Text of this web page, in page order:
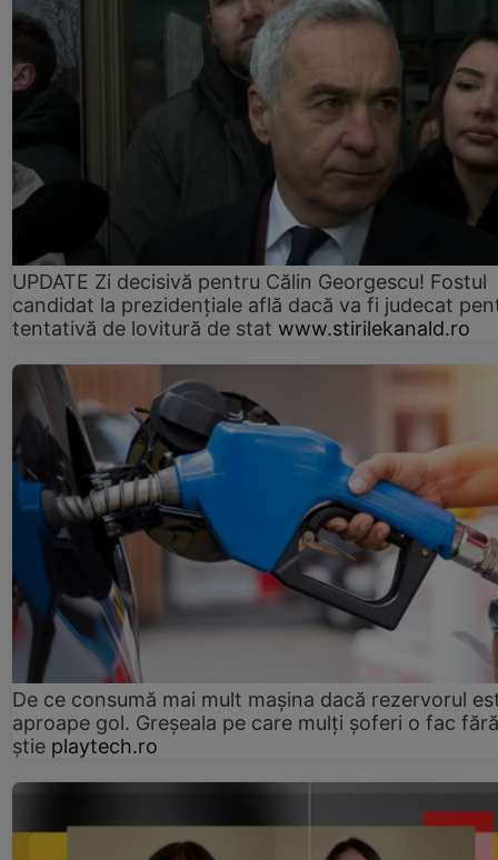
UPDATE Zi decisivă pentru Călin Georgescu! Fostul
candidat la prezidențiale află dacă va fi judecat
tentativă de lovitură de stat www.stirilekanald.ro
De ce consumă mai mult mașina dacă rezervorul
aproape gol. Greșeala pe care mulți șoferi o fac
știe playtech.ro